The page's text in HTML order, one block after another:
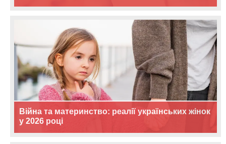
Війна та материнство: реалії українських жінок
у 2026 році